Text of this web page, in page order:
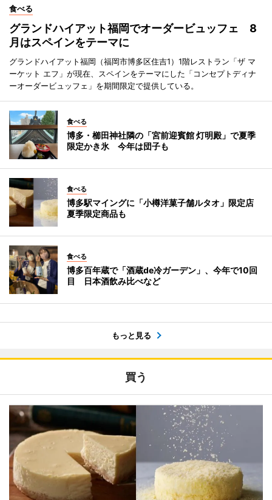
食べる
グランドハイアット福岡でオーダービュッフェ 8
月はスペインをテーマに
グランドハイアット福岡（福岡市博多区住吉1）1階レストラン「ザ マ
ーケット エフ」が現在、スペインをテーマにした「コンセプトディナ
ーオーダービュッフェ」を期間限定で提供している。
食べる
博多・櫛田神社隣の「宮前迎賓館 灯明殿」で夏季
限定かき氷 今年は団子も
食べる
博多駅マイングに「小樽洋菓子舗ルタオ」限定店
夏季限定商品も
食べる
博多百年蔵で「酒蔵de冷ガーデン」、今年で10回
目 日本酒飲み比べなど
もっと見る
買う